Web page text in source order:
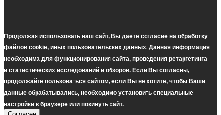
Продолжая использовать наш cайт, Вы даете согласие на обработку
файлов cookie, иных пользовательских данных. Данная информация
необходима для функционирования сайта, проведения ретаргетинга
и статистических исследований и обзоров. Если Вы согласны,
продолжайте пользоваться сайтом, если Вы не хотите, чтобы Ваши
данные обрабатывались, необходимо установить специальные
настройки в браузере или покинуть сайт.